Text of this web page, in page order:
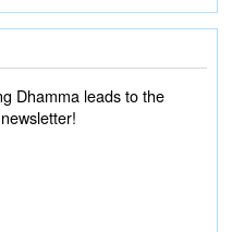
Dhamma leads to the